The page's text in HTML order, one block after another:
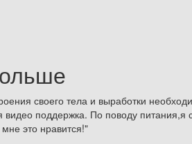
своего тела и выработки
поддержка. По поводу питания,я
это нравится!"